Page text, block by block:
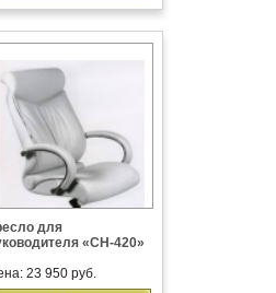
для
«CH-420»
23 950 руб.